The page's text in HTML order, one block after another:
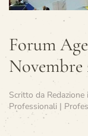
Forum
Novembre
Scritto da Redazione
Professionali |